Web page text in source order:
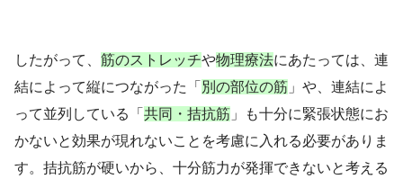
したがって、 筋のストレッチや物理療法にあたっては、連
結によって縦につながった「 別の部位の筋 」や、連結によ
って並列している「 共同・拮抗筋 」も十分に緊張状態にお
かないと効果が現れないことを考慮に入れる必要がありま
す。拮抗筋が硬いから、十分筋力が発揮できないと考える